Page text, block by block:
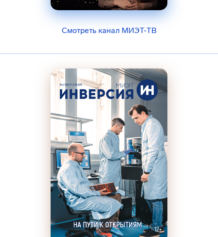
Смотреть канал МИЭТ-ТВ